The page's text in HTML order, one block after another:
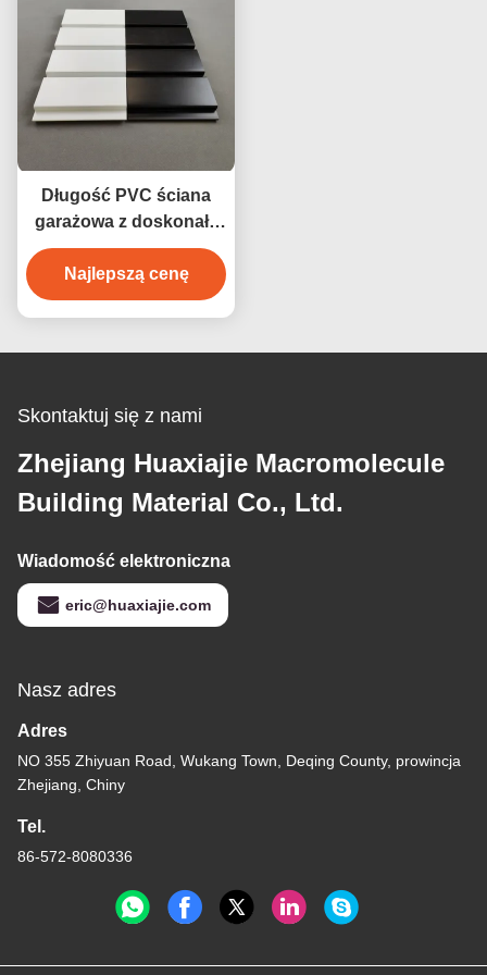
Długość PVC ściana
garażowa z doskonałą
odpornością na wilgoć
4ft 8ft
Najlepszą cenę
Skontaktuj się z nami
Zhejiang Huaxiajie Macromolecule
Building Material Co., Ltd.
Wiadomość elektroniczna
eric@huaxiajie.com
Nasz adres
Adres
NO 355 Zhiyuan Road, Wukang Town, Deqing County, prowincja
Zhejiang, Chiny
Tel.
86-572-8080336